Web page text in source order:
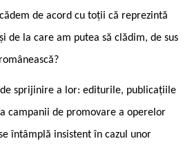
de acord cu toții că reprezintă
de la care am putea să clădim, de sus
sprijinire a lor: editurile, publicațiile
campanii de promovare a operelor
întâmplă insistent în cazul unor